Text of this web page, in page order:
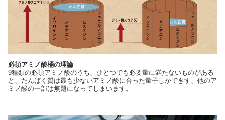
必須アミノ酸桶の理論
9種類の必須アミノ酸のうち、ひとつでも必要量に満たないものがある
と、たんぱく質は最も少ないアミノ酸に合った量子しかできす、他のア
ミノ酸の一部は無題になってしまいます。